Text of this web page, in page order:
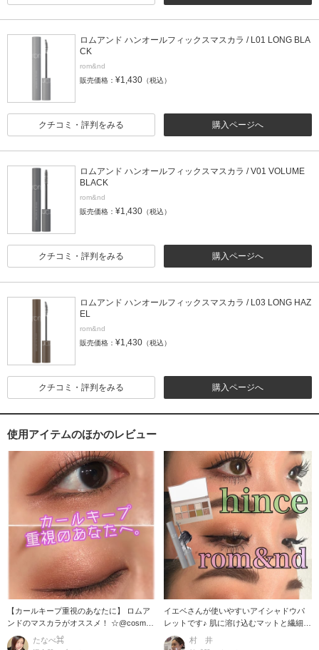
ロムアンド ハンオールフィックスマスカラ / L01 LONG BLA
CK
rom&nd
販売価格： ¥1,430 （税込）
購入ページへ
クチコミ・評判をみる
ロムアンド ハンオールフィックスマスカラ / V01 VOLUME
BLACK
rom&nd
販売価格： ¥1,430 （税込）
購入ページへ
クチコミ・評判をみる
ロムアンド ハンオールフィックスマスカラ / L03 LONG HAZ
EL
rom&nd
販売価格： ¥1,430 （税込）
購入ページへ
クチコミ・評判をみる
使用アイテムのほかのレビュー
【カールキープ重視のあなたに】 ロムア
ンドのマスカラがオススメ！ ☆@cosme
ベスト
たなべ⌘
イエベさんが使いやすいアイシャドウパ
レットです♪ 肌に溶け込むマットと繊細な
他にないラメ
村 井